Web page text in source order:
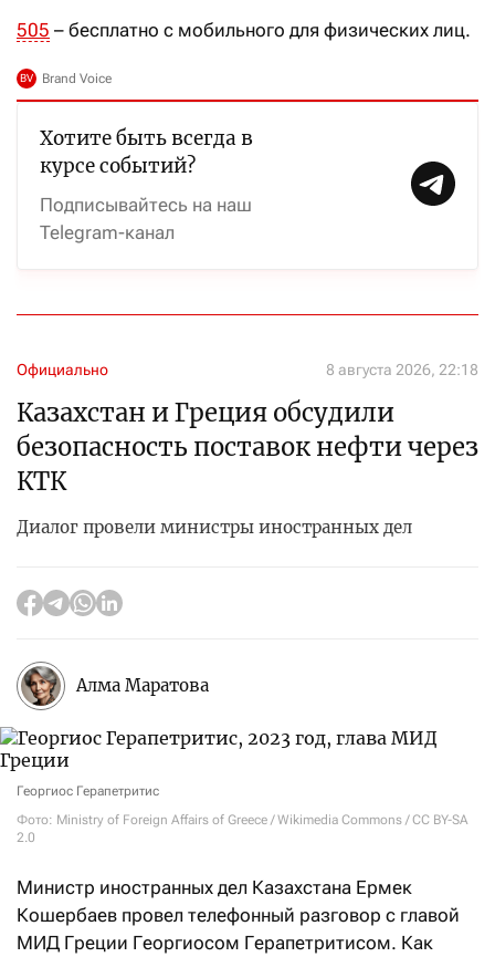
505 – бесплатно с мобильного для физических лиц.
Хотите быть всегда в
курсе событий?
Подписывайтесь на наш
Telegram-канал
Официально 8 августа 2026, 22:18
Казахстан и Греция обсудили
безопасность поставок нефти через
КТК
Диалог провели министры иностранных дел
Алма Маратова
Георгиос Герапетритис
Фото: Ministry of Foreign Affairs of Greece / Wikimedia Commons / CC BY-SA
2.0
Министр иностранных дел Казахстана Ермек
Кошербаев провел телефонный разговор с главой
МИД Греции Георгиосом Герапетритисом. Как